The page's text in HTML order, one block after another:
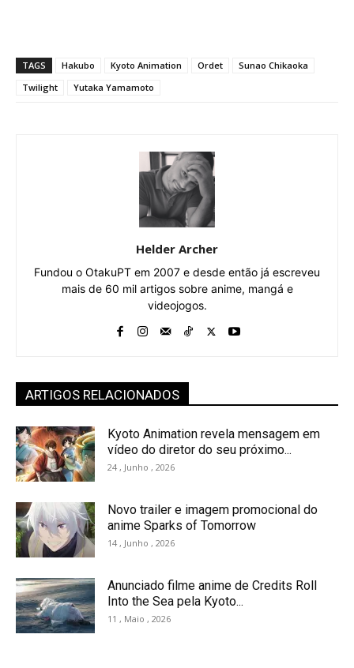
TAGS Hakubo Kyoto Animation Ordet
Sunao Chikaoka
Twilight
Yutaka Yamamoto
Helder Archer
Fundou o OtakuPT em 2007 e desde então já escreveu
mais de 60 mil artigos sobre anime, mangá e
videojogos.
ARTIGOS RELACIONADOS
Kyoto Animation revela mensagem em
vídeo do diretor do seu próximo...
24 , Junho , 2026
Novo trailer e imagem promocional do
anime Sparks of Tomorrow
14 , Junho , 2026
Anunciado filme anime de Credits Roll
Into the Sea pela Kyoto...
11 , Maio , 2026